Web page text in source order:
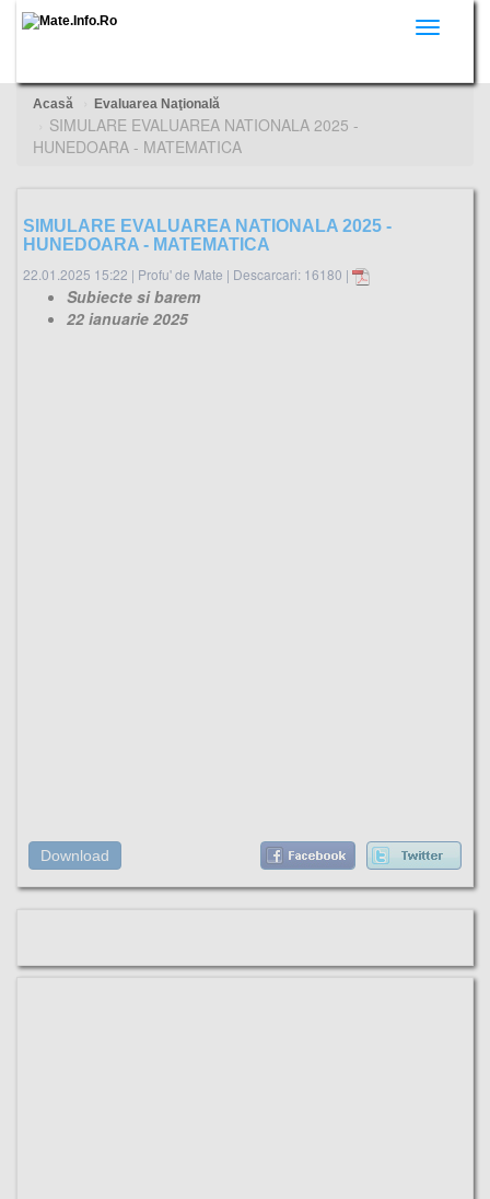
Toggle
Acasă Evaluarea Naţională
SIMULARE EVALUAREA NATIONALA 2025 -
HUNEDOARA - MATEMATICA
SIMULARE EVALUAREA NATIONALA 2025 -
HUNEDOARA - MATEMATICA
22.01.2025 15:22 | Profu' de Mate | Descarcari: 16180 |
Subiecte si barem
22 ianuarie 2025
Download